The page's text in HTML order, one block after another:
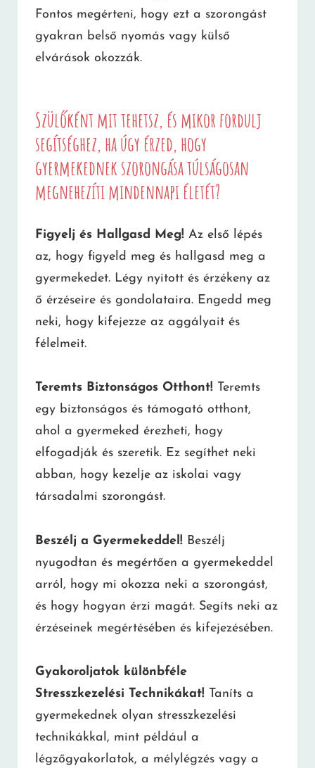
Fontos megérteni, hogy ezt a szorongást
gyakran belső nyomás vagy külső
elvárások okozzák.
Szülőként mit tehetsz, és mikor fordulj
segítséghez, ha úgy érzed, hogy
gyermekednek szorongása túlságosan
megnehezíti mindennapi életét?
Figyelj és Hallgasd Meg! Az első lépés
az, hogy figyeld meg és hallgasd meg a
gyermekedet. Légy nyitott és érzékeny az
ő érzéseire és gondolataira. Engedd meg
neki, hogy kifejezze az aggályait és
félelmeit.
Teremts Biztonságos Otthont! Teremts
egy biztonságos és támogató otthont,
ahol a gyermeked érezheti, hogy
elfogadják és szeretik. Ez segíthet neki
abban, hogy kezelje az iskolai vagy
társadalmi szorongást.
Beszélj a Gyermekeddel! Beszélj
nyugodtan és megértően a gyermekeddel
arról, hogy mi okozza neki a szorongást,
és hogy hogyan érzi magát. Segíts neki az
érzéseinek megértésében és kifejezésében.
Gyakoroljatok különbféle
Stresszkezelési Technikákat! Taníts a
gyermekednek olyan stresszkezelési
technikákkal, mint például a
légzőgyakorlatok, a mélylégzés vagy a